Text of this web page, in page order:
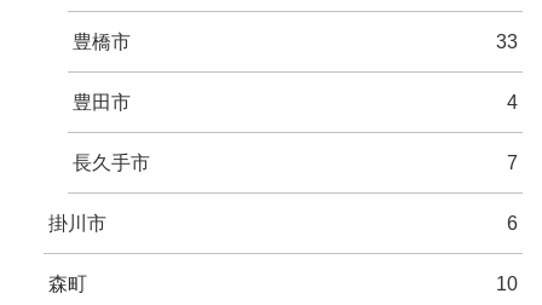
豊橋市 33
豊田市 4
長久手市 7
掛川市 6
森町 10